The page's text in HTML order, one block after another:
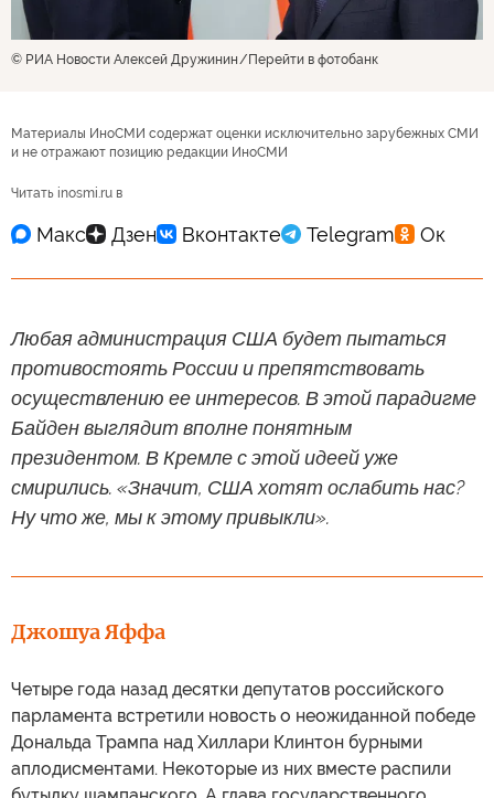
© РИА Новости Алексей Дружинин Перейти в фотобанк
Материалы ИноСМИ содержат оценки исключительно зарубежных СМИ
и не отражают позицию редакции ИноСМИ
Читать inosmi.ru в
Любая администрация США будет пытаться
противостоять России и препятствовать
осуществлению ее интересов. В этой парадигме
Байден выглядит вполне понятным
президентом. В Кремле с этой идеей уже
смирились. «Значит, США хотят ослабить нас?
Ну что же, мы к этому привыкли».
Джошуа Яффа
Четыре года назад десятки депутатов российского
парламента встретили новость о неожиданной победе
Дональда Трампа над Хиллари Клинтон бурными
аплодисментами. Некоторые из них вместе распили